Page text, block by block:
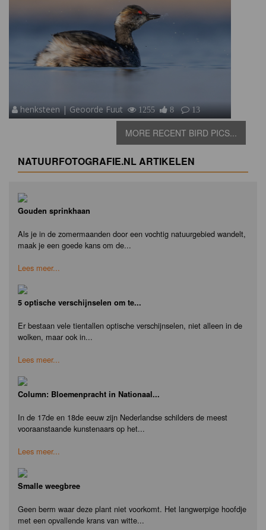
henksteen | Geoorde Fuut 1255 8 13
MORE RECENT BIRD PICS...
NATUURFOTOGRAFIE.NL ARTIKELEN
Gouden sprinkhaan
Als je in de zomermaanden door een vochtig natuurgebied wandelt,
maak je een goede kans om de...
Lees meer...
5 optische verschijnselen om te...
Er bestaan vele tientallen optische verschijnselen, niet alleen in de
wolken, maar ook in...
Lees meer...
Column: Bloemenpracht in Nationaal...
In de 17de en 18de eeuw zijn Nederlandse schilders de meest
vooraanstaande kunstenaars op het...
Lees meer...
Smalle weegbree
Geen berm waar deze plant niet voorkomt. Het langwerpige hoofdje
met een opvallende krans van witte...